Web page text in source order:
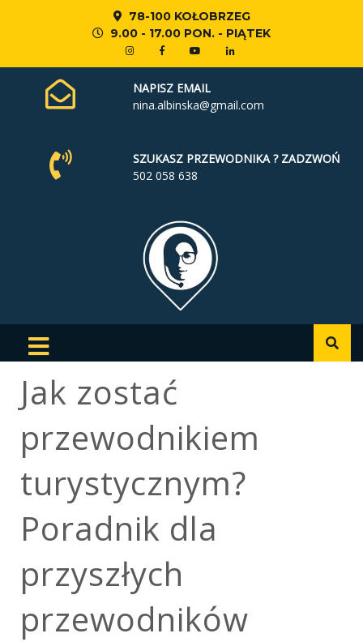
78-100 KOŁOBRZEG
9.00 - 17.00 PON. - PIĄTEK
NAPISZ EMAIL
nina.albinska@gmail.com
SZUKASZ PRZEWODNIKA ? ZADZWOŃ
502 058 638
Jak zostać
przewodnikiem
turystycznym?
Poradnik dla
przyszłych
przewodników